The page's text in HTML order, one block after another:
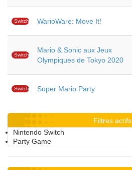
Switch WarioWare: Move It!
Switch
Mario & Sonic aux Jeux
Olympiques de Tokyo 2020
Switch Super Mario Party
Filtres actifs
Nintendo Switch
Party Game